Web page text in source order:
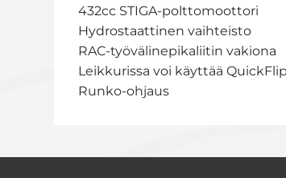
432cc STIGA-polttomoottori
Hydrostaattinen vaihteisto
RAC-työvälinepikaliitin vakiona
Leikkurissa voi käyttää
Runko-ohjaus